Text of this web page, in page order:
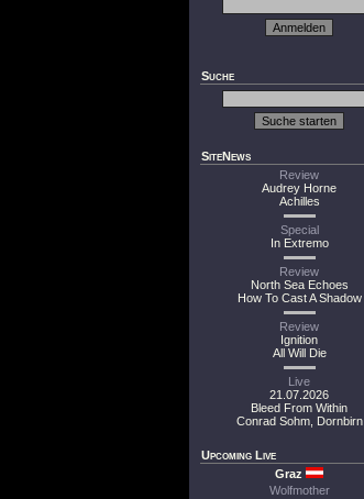
Suche
SiteNews
Review
Audrey Horne
Achilles
Special
In Extremo
Review
North Sea Echoes
How To Cast A Shadow
Review
Ignition
All Will Die
Live
21.07.2026
Bleed From Within
Conrad Sohm, Dornbirn
Upcoming Live
Graz
Wolfmother